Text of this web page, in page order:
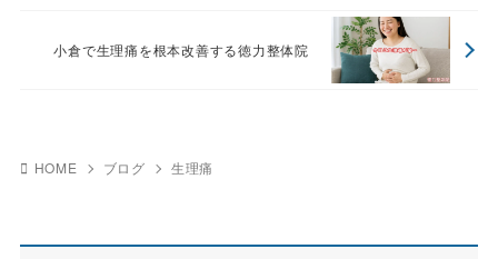
小倉で生理痛を根本改善する徳力整体院
HOME ブログ 生理痛